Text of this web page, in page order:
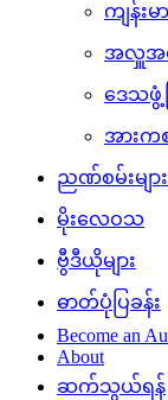
ကျန်း
အလှူအ
ဒေသဖွံ့
အားက
ညဏ်စမ်းများ
မိုးလေဝသ
ဗွီဒီယိုများ
ဓာတ်ပုံပြခန်း
Become an
About
ဆက်သွယ်ရန်